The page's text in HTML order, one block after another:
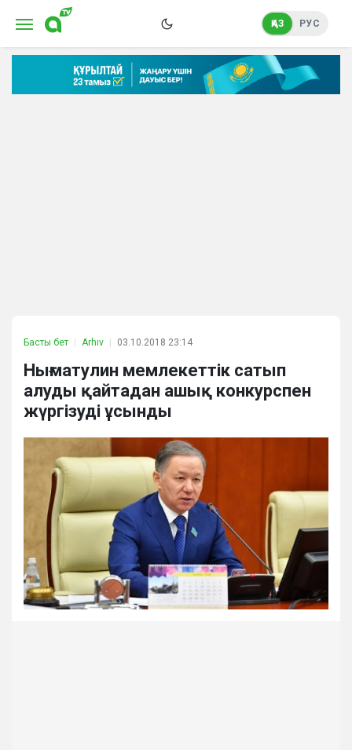
ҚАЗ РУС
Басты бет Arhıv 03.10.2018 23:14
Нығматулин мемлекеттік сатып
алуды қайтадан ашық конкурспен
жүргізуді ұсынды